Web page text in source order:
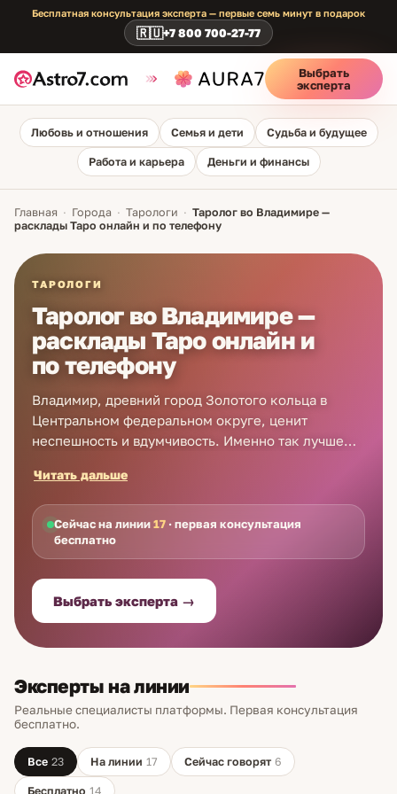
Бесплатная консультация эксперта — первые семь минут в подарок
🇷🇺+7 800 700-27-77
Выбрать
эксперта
Любовь и отношения Семья и дети Судьба и будущее
Работа и карьера Деньги и финансы
Главная · Города · Тарологи · Таролог во Владимире —
расклады Таро онлайн и по телефону
ТАРОЛОГИ
Таролог во Владимире —
расклады Таро онлайн и
по телефону
Владимир, древний город Золотого кольца в
Центральном федеральном округе, ценит
неспешность и вдумчивость. Именно так лучше
без давления и поспешных выводов. Таролог во
Владимире помогает посмотреть на отношения,
выбор или непростую ситуацию через символику
карт, не чтобы услышать предсказание, а чтобы
лучше понять, что происходит, и принять решение
осознанно. Расклад дополняет ваш собственный
взгляд, а не заменяет его. Для жителей города
консультация проходит дистанционно: онлайн или
по телефону в удобное время.
Читать дальше
Сейчас на линии17 · первая консультация
бесплатно
Выбрать эксперта →
Эксперты на линии
Реальные специалисты платформы. Первая консультация
бесплатно.
Все 23 На линии 17 Сейчас говорят 6
Бесплатно 14